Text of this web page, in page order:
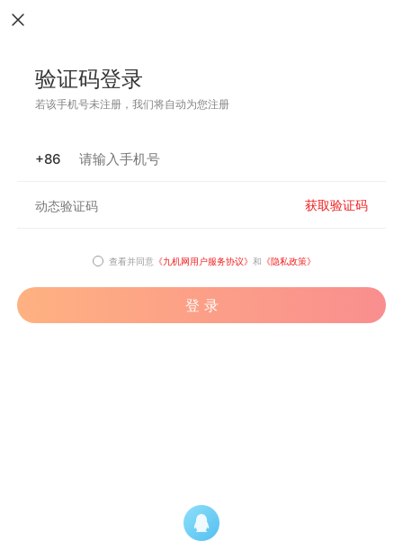
验证码登录
若该手机号未注册，我们将自动为您注册
+86
获取验证码
查看并同意 《九机网用户服务协议》 和 《隐私政策》
登 录